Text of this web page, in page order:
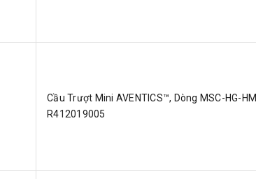
Cầu Trượt Mini AVENTICS™, Dòng MSC-HG-HM
R412019005